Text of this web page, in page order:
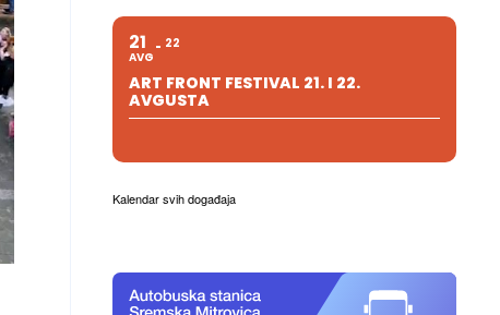
21
AVG
22
ART FRONT FESTIVAL 21. I 22.
AVGUSTA
Kalendar svih događaja